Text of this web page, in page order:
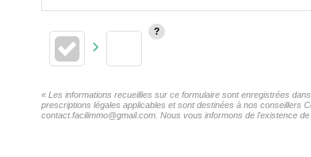
« Les informations recueillies sur ce formulaire sont enregistrées
prescriptions légales applicables et sont destinées à nos conseillers
contact.facilimmo@gmail.com. Nous vous informons de l'existence